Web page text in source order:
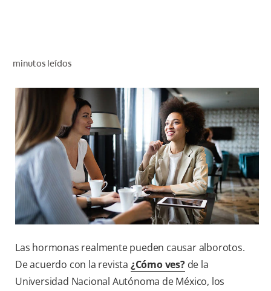
CUPONES
EC (ES)
SUSCRÍBETE
minutos leídos
Las hormonas realmente pueden causar alborotos.
De acuerdo con la revista ¿Cómo ves?de la
Universidad Nacional Autónoma de México, los